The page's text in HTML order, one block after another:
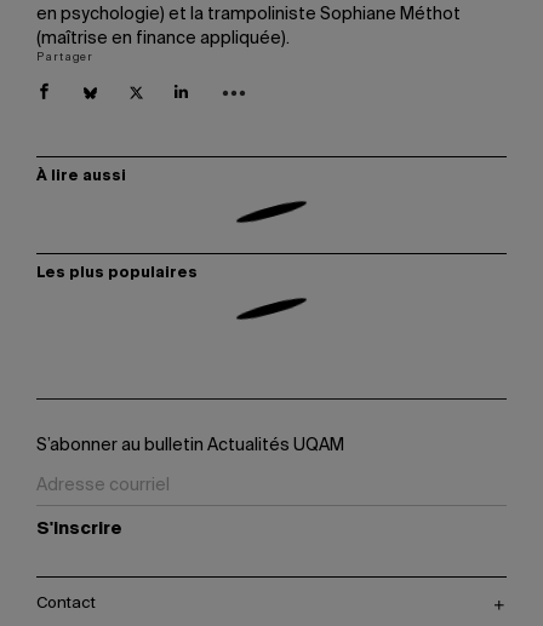
en psychologie) et la trampoliniste Sophiane Méthot
(maîtrise en finance appliquée).
Partager
À lire aussi
Les plus populaires
S’abonner au bulletin Actualités UQAM
S'inscrire
Contact